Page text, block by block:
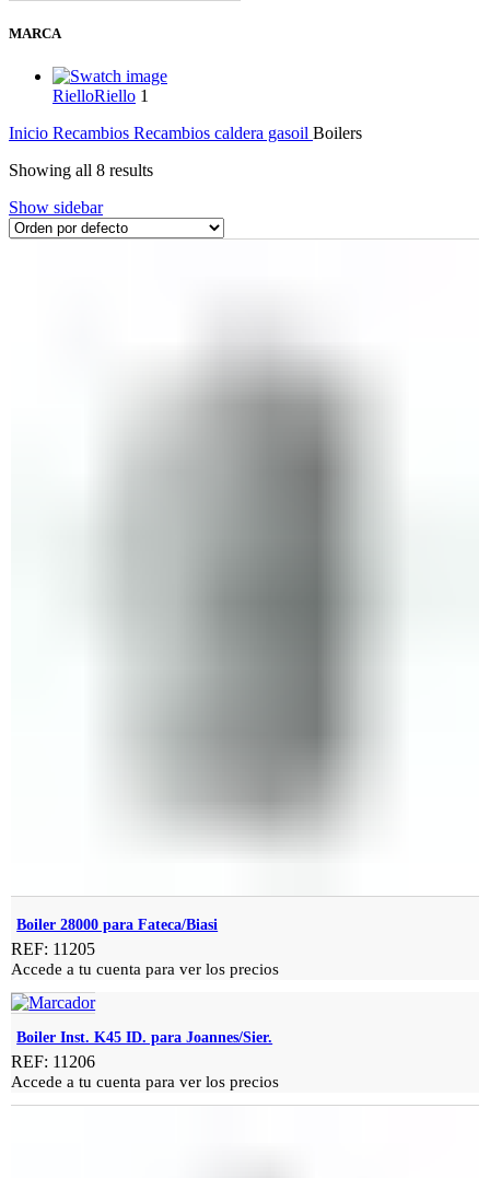
MARCA
RielloRiello 1
Inicio Recambios Recambios caldera gasoil Boilers
Showing all 8 results
Show sidebar
Boiler 28000 para Fateca/Biasi
REF: 11205
Accede a tu cuenta para ver los precios
Boiler Inst. K45 ID. para Joannes/Sier.
REF: 11206
Accede a tu cuenta para ver los precios